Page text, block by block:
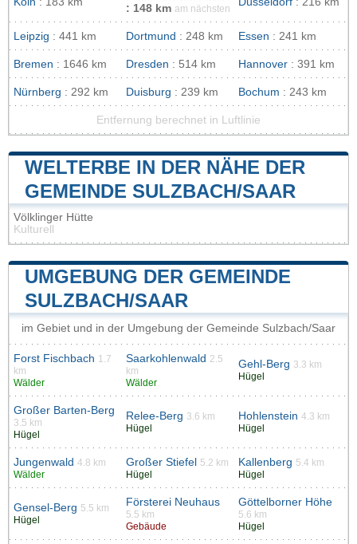
: 148 km am nächsten
Leipzig : 441 km Dortmund : 248 km Essen : 241 km
Bremen : 1646 km Dresden : 514 km Hannover : 391 km
Nürnberg : 292 km Duisburg : 239 km Bochum : 243 km
Entfernung berechnet in Luftlinie
WELTERBE IN DER NÄHE DER
GEMEINDE SULZBACH/SAAR
Völklinger Hütte
Kulturell
UMGEBUNG DER GEMEINDE
SULZBACH/SAAR
im Gebiet und in der Umgebung der Gemeinde Sulzbach/Saar
Forst Fischbach 1.7
km
Wälder
Saarkohlenwald 2.5
km
Wälder
Gehl-Berg 3.3 km
Hügel
Großer Barten-Berg
3.5 km
Hügel
Relee-Berg 3.6 km
Hügel
Hohlenstein 4.3 km
Hügel
Jungenwald 4.8 km
Wälder
Großer Stiefel
5.2 km
Hügel
Kallenberg 5.4 km
Hügel
Gensel-Berg 5.5 km
Hügel
Försterei Neuhaus
5.5 km
Gebäude
Göttelborner Höhe
5.6 km
Hügel